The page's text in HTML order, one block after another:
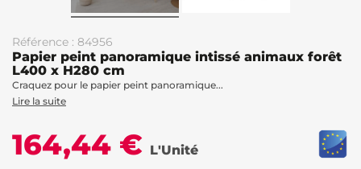
Référence : 84956
Papier peint panoramique intissé animaux forêt
L400 x H280 cm
Craquez pour le papier peint panoramique...
Lire la suite
164,44 € L'Unité